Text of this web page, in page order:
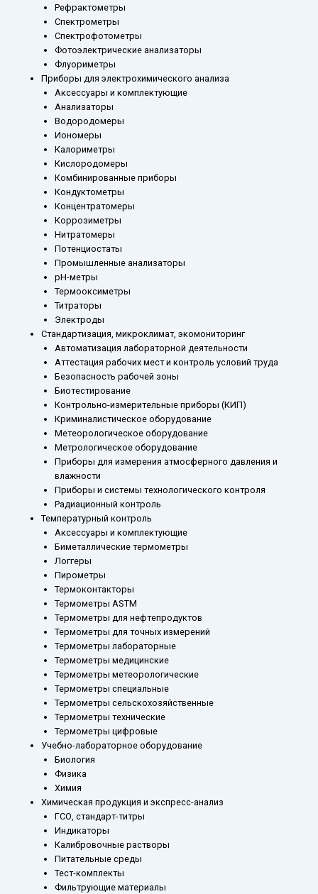
Рефрактометры
Спектрометры
Спектрофотометры
Фотоэлектрические анализаторы
Флуориметры
Приборы для электрохимического анализа
Аксессуары и комплектующие
Анализаторы
Водородомеры
Иономеры
Калориметры
Кислородомеры
Комбинированные приборы
Кондуктометры
Концентратомеры
Коррозиметры
Нитратомеры
Потенциостаты
Промышленные анализаторы
рН-метры
Термооксиметры
Титраторы
Электроды
Стандартизация, микроклимат, экомониторинг
Автоматизация лабораторной деятельности
Аттестация рабочих мест и контроль условий труда
Безопасность рабочей зоны
Биотестирование
Контрольно-измерительные приборы (КИП)
Криминалистическое оборудование
Метеорологическое оборудование
Метрологическое оборудование
Приборы для измерения атмосферного давления и
влажности
Приборы и системы технологического контроля
Радиационный контроль
Температурный контроль
Аксессуары и комплектующие
Биметаллические термометры
Логгеры
Пирометры
Термоконтакторы
Термометры ASTM
Термометры для нефтепродуктов
Термометры для точных измерений
Термометры лабораторные
Термометры медицинские
Термометры метеорологические
Термометры специальные
Термометры сельскохозяйственные
Термометры технические
Термометры цифровые
Учебно-лабораторное оборудование
Биология
Физика
Химия
Химическая продукция и экспресс-анализ
ГСО, стандарт-титры
Индикаторы
Калибровочные растворы
Питательные среды
Тест-комплекты
Фильтрующие материалы